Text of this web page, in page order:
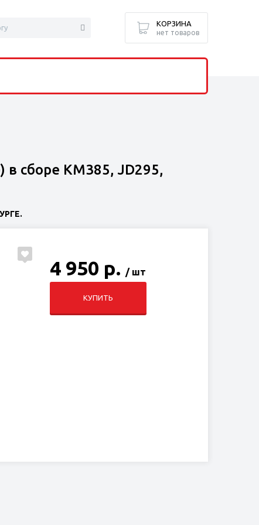
в сборе KM385, JD295,
4 950 р. / шт
КУПИТЬ
КОРЗИНА
нет товаров